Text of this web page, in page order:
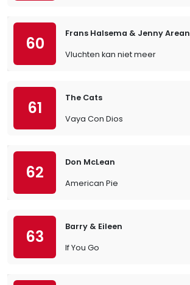
60
Frans Halsema & Jenny Arean
Vluchten kan niet meer
61
The Cats
Vaya Con Dios
62
Don McLean
American Pie
63
Barry & Eileen
If You Go